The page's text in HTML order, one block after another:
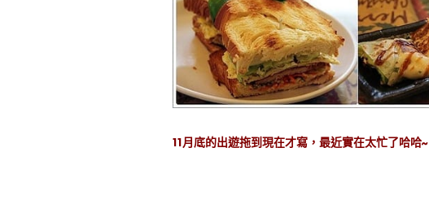
11月底的出遊拖到現在才寫，最近實在太忙了哈哈~